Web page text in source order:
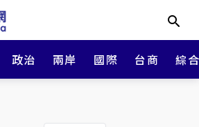
政治 兩岸 國際 台商 綜